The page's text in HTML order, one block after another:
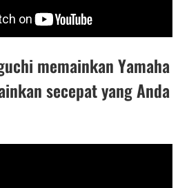
memainkan Yamaha
secepat yang Anda